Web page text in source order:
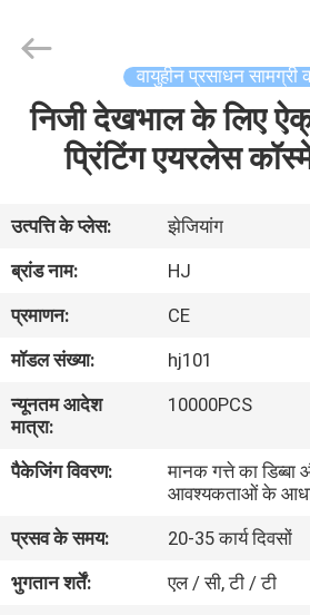
घर
हमारे
बारे
कारखाना
भ्रमण
गुणवत्ता
नियंत्रण
Haojin
Plastic
Rights
Reserved.
वायुहीन प्रसाधन सामग्री
निजी देखभाल के लिए
प्रिंटिंग एयरलेस
उत्पत्ति के प्लेस:
झेजियांग
ब्रांड नाम:
HJ
प्रमाणन:
CE
मॉडल संख्या:
hj101
न्यूनतम आदेश
मात्रा:
10000PCS
पैकेजिंग विवरण:
मानक गत्ते का डिब्बा
आवश्यकताओं के
प्रसव के समय:
20-35 कार्य दिवसों
भुगतान शर्तें:
एल / सी, टी / टी